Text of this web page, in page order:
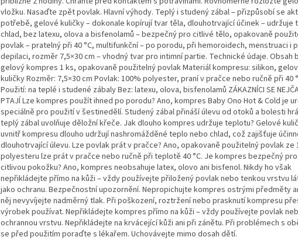
vložku. Nasaďte zpět povlak. Hlavní výhody. Teplý i studený zábal – přizpůsobí se
potřebě, gelové kuličky – dokonale kopírují tvar těla, dlouhotrvající účinek – udržuje
chlad, bez latexu, olova a bisfenolamů – bezpečný pro citlivé tělo, opakovaně
povlak – pratelný při 40 °C, multifunkční – po porodu, při hemoroidech, menstruaci i
depilaci, rozměr 7,5×30 cm – vhodný tvar pro intimní partie. Technické údaje. Obsah
gelový kompres 1 ks, opakovaně použitelný povlak Materiál kompresu: silikon,
kuličky Rozměr: 7,5×30 cm Povlak: 100% polyester, praní v pračce nebo ručně při 40
Použití: na teplé i studené zábaly Bez: latexu, olova, bisfenolamů ZÁKAZNÍCI SE
PTAJÍ Lze kompres použít ihned po porodu? Ano, kompres Baby Ono Hot & Cold je
speciálně pro použití v šestinedělí. Studený zábal přináší úlevu od otoků a bolesti
teplý zábal uvolňuje děložní křeče. Jak dlouho kompres udržuje teplotu? Gelové
uvnitř kompresu dlouho udržují nashromážděné teplo nebo chlad, což zajišťuje
dlouhotrvající úlevu. Lze povlak prát v pračce? Ano, opakovaně použitelný povlak ze
polyesteru lze prát v pračce nebo ručně při teplotě 40 °C. Je kompres bezpečný pro
citlivou pokožku? Ano, kompres neobsahuje latex, olovo ani bisfenol. Nikdy ho však
nepřikládejte přímo na kůži – vždy používejte přiložený povlak nebo tenkou vrstvu
jako ochranu. Bezpečnostní upozornění. Nepropichujte kompres ostrými předměty
něj nevyvíjejte nadměrný tlak. Při poškození, roztržení nebo prasknutí kompresu
výrobek používat. Nepřikládejte kompres přímo na kůži – vždy používejte povlak
ochrannou vrstvu. Nepřikládejte na krvácející kůži ani při zánětu. Při problémech s
se před použitím poraďte s lékařem. Uchovávejte mimo dosah dětí.